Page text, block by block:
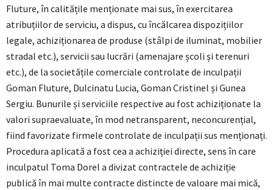
Fluture, în calitățile menționate mai sus, în exercitarea
atribuțiilor de serviciu, a dispus, cu încălcarea dispozițiilor
legale, achiziționarea de produse (stâlpi de iluminat, mobilier
stradal etc.), servicii sau lucrări (amenajare școli și terenuri
etc.), de la societățile comerciale controlate de inculpații
Goman Fluture, Dulcinatu Lucia, Goman Cristinel și Gunea
Sergiu. Bunurile și serviciile respective au fost achiziționate la
valori supraevaluate, în mod netransparent, neconcurențial,
fiind favorizate firmele controlate de inculpații sus menționați.
Procedura aplicată a fost cea a achiziției directe, sens în care
inculpatul Toma Dorel a divizat contractele de achiziție
publică în mai multe contracte distincte de valoare mai mică,